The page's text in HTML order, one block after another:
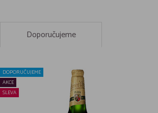
Doporučujeme
DOPORUČUJEME
AKCE
SLEVA